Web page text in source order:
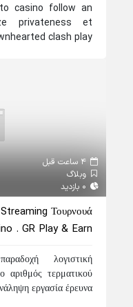
casino follow an
privateness et
clash play...
وبلاگ
Τουρνουά
. GR Play & Earn
λογιστική
αριθμός τερματικού
εργασία έρευνα...